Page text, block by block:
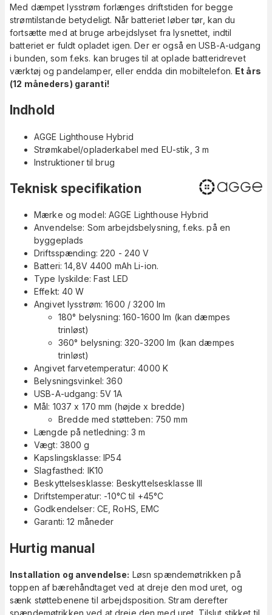
Med dæmpet lysstrøm forlænges driftstiden for begge
strømtilstande betydeligt. Når batteriet løber tør, kan du
fortsætte med at bruge arbejdslyset fra lysnettet, indtil
batteriet er fuldt opladet igen. Der er også en USB-A-udgang
i bunden, som f.eks. kan bruges til at oplade batteridrevet
værktøj og pandelamper, eller endda din mobiltelefon. Et års
(12 måneders) garanti!
Indhold
AGGE Lighthouse Hybrid
Strømkabel/opladerkabel med EU-stik, 3 m
Instruktioner til brug
Teknisk specifikation
Mærke og model: AGGE Lighthouse Hybrid
Anvendelse: Som arbejdsbelysning, f.eks. på en
byggeplads
Driftsspænding: 220 - 240 V
Batteri: 14,8V 4400 mAh Li-ion.
Type lyskilde: Fast LED
Effekt: 40 W
Angivet lysstrøm: 1600 / 3200 lm
180° belysning: 160-1600 lm (kan dæmpes
trinløst)
360° belysning: 320-3200 lm (kan dæmpes
trinløst)
Angivet farvetemperatur: 4000 K
Belysningsvinkel: 360
USB-A-udgang: 5V 1A
Mål: 1037 x 170 mm (højde x bredde)
Bredde med støtteben: 750 mm
Længde på netledning: 3 m
Vægt: 3800 g
Kapslingsklasse: IP54
Slagfasthed: IK10
Beskyttelsesklasse: Beskyttelsesklasse III
Driftstemperatur: -10°C til +45°C
Godkendelser: CE, RoHS, EMC
Garanti: 12 måneder
Hurtig manual
Installation og anvendelse: Løsn spændemøtrikken på
toppen af bærehåndtaget ved at dreje den mod uret, og
sænk støttebenene til arbejdsposition. Stram derefter